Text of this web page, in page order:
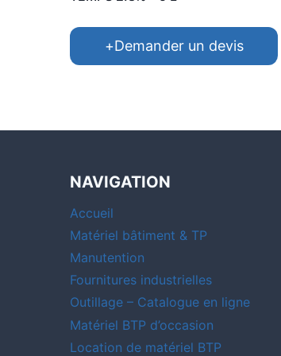
+Demander un devis
NAVIGATION
Accueil
Matériel bâtiment & TP
Manutention
Fournitures industrielles
Outillage – Catalogue en ligne
Matériel BTP d’occasion
Location de matériel BTP